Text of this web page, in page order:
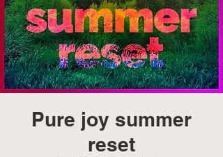
Pure joy summer
reset